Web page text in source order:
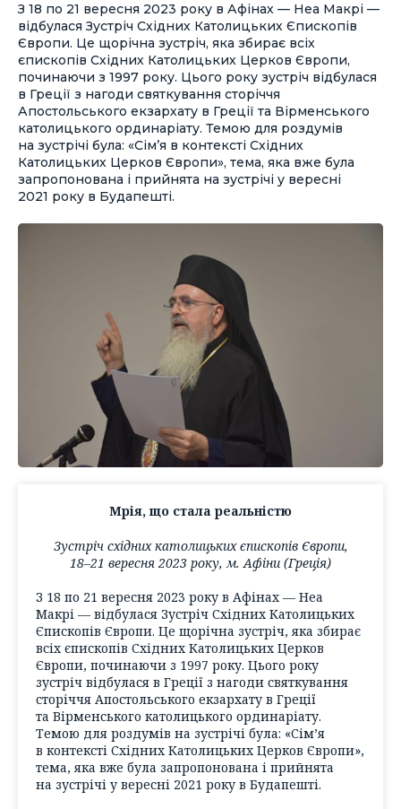
З 18 по 21 вересня 2023 року в Афінах — Неа Макрі —
відбулася Зустріч Східних Католицьких Єпископів
Європи. Це щорічна зустріч, яка збирає всіх
єпископів Східних Католицьких Церков Європи,
починаючи з 1997 року. Цього року зустріч відбулася
в Греції з нагоди святкування сторіччя
Апостольського екзархату в Греції та Вірменського
католицького ординаріату. Темою для роздумів
на зустрічі була: «Сім’я в контексті Східних
Католицьких Церков Європи», тема, яка вже була
запропонована і прийнята на зустрічі у вересні
2021 року в Будапешті.
Мрія, що стала реальністю
Зустріч східних католицьких єпископів Європи,
18–21 вересня 2023 року, м. Афіни (Греція)
З 18 по 21 вересня 2023 року в Афінах — Неа
Макрі — відбулася Зустріч Східних Католицьких
Єпископів Європи. Це щорічна зустріч, яка збирає
всіх єпископів Східних Католицьких Церков
Європи, починаючи з 1997 року. Цього року
зустріч відбулася в Греції з нагоди святкування
сторіччя Апостольського екзархату в Греції
та Вірменського католицького ординаріату.
Темою для роздумів на зустрічі була: «Сім’я
в контексті Східних Католицьких Церков Європи»,
тема, яка вже була запропонована і прийнята
на зустрічі у вересні 2021 року в Будапешті.